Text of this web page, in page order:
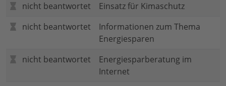
nicht beantwortet
Einsatz für Kimaschutz
nicht beantwortet
Informationen zum Thema
Energiesparen
nicht beantwortet
Energiesparberatung im
Internet